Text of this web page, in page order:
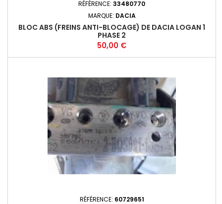
RÉFÉRENCE: 33480770
MARQUE: DACIA
BLOC ABS (FREINS ANTI-BLOCAGE) DE DACIA LOGAN 1
PHASE 2
Prix
50,00 €
RÉFÉRENCE: 60729651